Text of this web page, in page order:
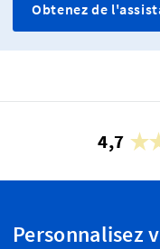
Obtenez de
4,7
Personnalisez